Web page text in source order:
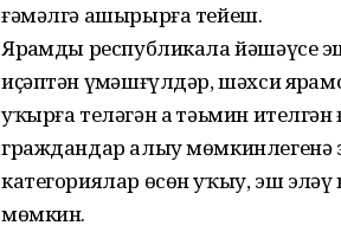
ғәмәлгә ашырырға тейеш.
Ярҙамды республикала
иҫәптән үҙмәшғүлдәр, шәхси
уҡырға теләгән аҙ тәьмин
граждандар алыу мөмкинлегенә
категориялар өсөн уҡыу, эш
мөмкин.